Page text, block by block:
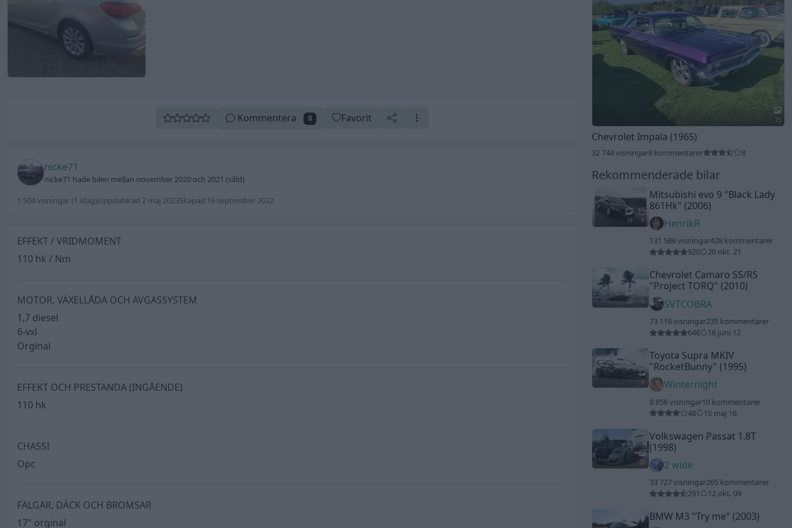
Kommentera 0 Favorit
nicke71
nicke71 hade bilen mellan november 2020 och 2021 (såld)
1 504 visningar (1 idag)Uppdaterad 2 maj 2023Skapad 16 september 2022
EFFEKT / VRIDMOMENT
110 hk / Nm
MOTOR, VÄXELLÅDA OCH AVGASSYSTEM
1,7 diesel
6-vxl
Orginal
EFFEKT OCH PRESTANDA (INGÅENDE)
110 hk
CHASSI
Opc
FÄLGAR, DÄCK OCH BROMSAR
17" orginal
15
Chevrolet Impala (1965)
32 744 visningar8 kommentarer 8
Rekommenderade bilar
19 9
Mitsubishi evo 9 "Black Lady
861Hk" (2006)
HenrikR
131 586 visningar428 kommentarer
920
20 okt. 21
20 5
Chevrolet Camaro SS/RS
"Project TORQ" (2010)
SVTCOBRA
73 116 visningar235 kommentarer
646
16 juni 12
6
Toyota Supra MKIV
"RocketBunny" (1995)
Winternight
8 856 visningar10 kommentarer
48
15 maj 16
20
Volkswagen Passat 1.8T
(1998)
2 wide
33 727 visningar265 kommentarer
291
12 okt. 09
BMW M3 "Try me" (2003)